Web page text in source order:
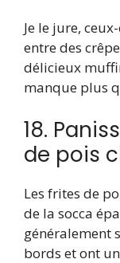
Je le jure,
entre des
délicieux
manque plus
18.
de pois
Les frites de
de la socca
généralement
bords et ont